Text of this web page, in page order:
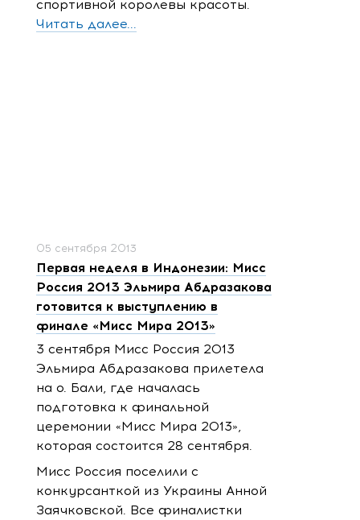
спортивной королевы красоты.
Читать далее...
05 сентября 2013
Первая неделя в Индонезии: Мисс
Россия 2013 Эльмира Абдразакова
готовится к выступлению в
финале «Мисс Мира 2013»
3 сентября Мисс Россия 2013
Эльмира Абдразакова прилетела
на о. Бали, где началась
подготовка к финальной
церемонии «Мисс Мира 2013»,
которая состоится 28 сентября.
Мисс Россия поселили с
конкурсанткой из Украины Анной
Заячковской. Все финалистки